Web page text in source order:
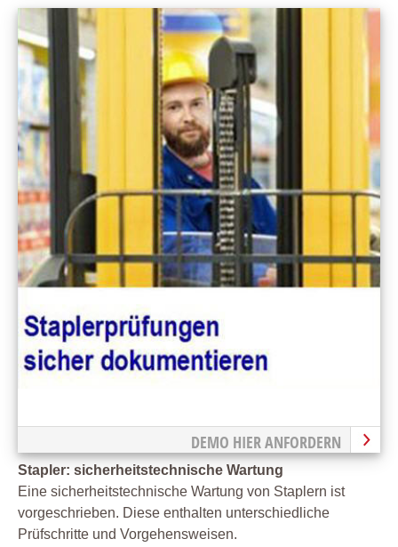
DEMO HIER ANFORDERN
Stapler: sicherheitstechnische Wartung
Eine sicherheitstechnische Wartung von Staplern ist
vorgeschrieben. Diese enthalten unterschiedliche
Prüfschritte und Vorgehensweisen.